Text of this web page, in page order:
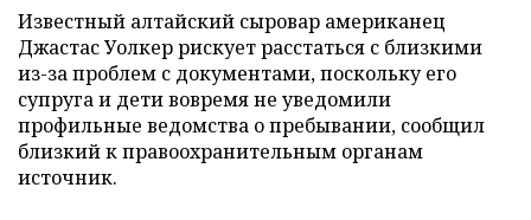
Известный алтайский сыровар американец
Джастас Уолкер рискует расстаться с близкими
из-за проблем с документами, поскольку его
супруга и дети вовремя не уведомили
профильные ведомства о пребывании, сообщил
близкий к правоохранительным органам
источник.